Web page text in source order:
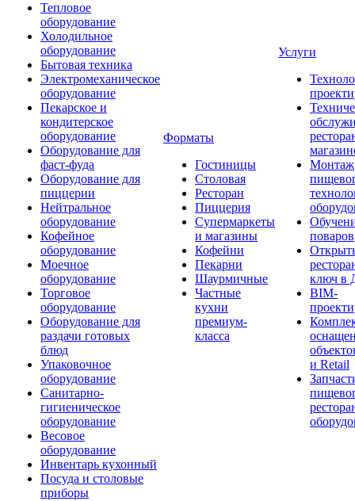
Тепловое
оборудование
Холодильное
оборудование
Бытовая техника
Электромеханическое
оборудование
Пекарское и
кондитерское
оборудование
Оборудование для
фаст-фуда
Оборудование для
пиццерии
Нейтральное
оборудование
Кофейное
оборудование
Моечное
оборудование
Торговое
оборудование
Оборудование для
раздачи готовых
блюд
Упаковочное
оборудование
Санитарно-
гигиеническое
оборудование
Весовое
оборудование
Инвентарь кухонный
Посуда и столовые
приборы
Форматы
Гостиницы
Столовая
Ресторан
Пиццерия
Супермаркеты
и магазины
Кофейни
Пекарни
Шаурмичные
Частные
кухни
премиум-
класса
Услуги
Монтаж
поваров
ключ в
BIM-
и Retail